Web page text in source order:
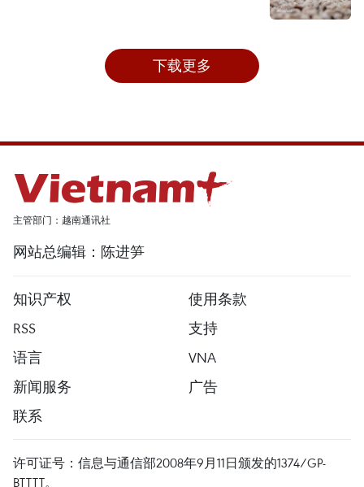
下载更多
主管部门：越南通讯社
网站总编辑：陈进笋
知识产权
使用条款
RSS
支持
语言
VNA
新闻服务
广告
联系
许可证号：信息与通信部2008年9月11日颁发的1374/GP-
BTTTT。